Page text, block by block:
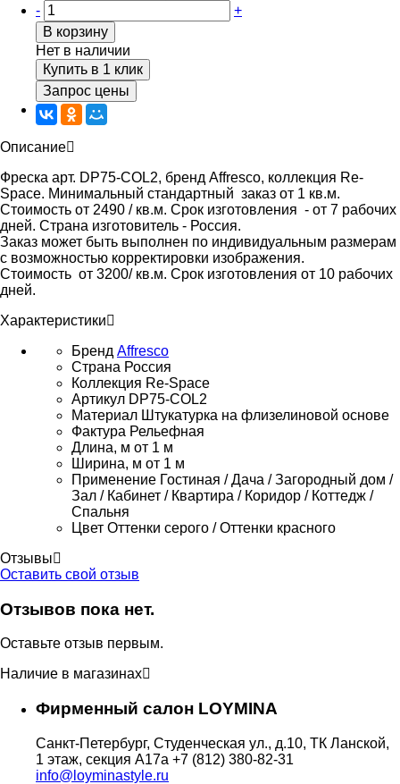
-
+
В корзину
Нет в наличии
Купить в 1 клик
Запрос цены
Описание
Фреска арт. DP75-COL2, бренд Affresco, коллекция Re-
Space. Минимальный стандартный заказ от 1 кв.м.
Стоимость от 2490 / кв.м. Срок изготовления - от 7 рабочих
дней. Страна изготовитель - Россия.
Заказ может быть выполнен по индивидуальным размерам
с возможностью корректировки изображения.
Стоимость от 3200/ кв.м. Срок изготовления от 10 рабочих
дней.
Характеристики
Бренд Affresco
Страна Россия
Коллекция Re-Space
Артикул DP75-COL2
Материал Штукатурка на флизелиновой основе
Фактура Рельефная
Длина, м от 1 м
Ширина, м от 1 м
Применение Гостиная / Дача / Загородный дом /
Зал / Кабинет / Квартира / Коридор / Коттедж /
Спальня
Цвет Оттенки серого / Оттенки красного
Отзывы
Оставить свой отзыв
Отзывов пока нет.
Оставьте отзыв первым.
Наличие в магазинах
Фирменный салон LOYMINA
Санкт-Петербург, Студенческая ул., д.10, ТК Ланской,
1 этаж, секция А17а +7 (812) 380-82-31
info@loyminastyle.ru